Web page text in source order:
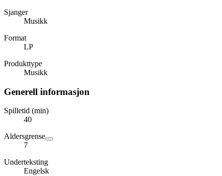
Sjanger
Musikk
Format
LP
Produkttype
Musikk
Generell informasjon
Spilletid (min)
40
Aldersgrense
7
Underteksting
Engelsk